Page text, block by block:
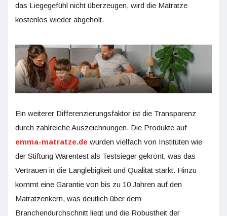
das Liegegefühl nicht überzeugen, wird die Matratze
kostenlos wieder abgeholt.
Ein weiterer Differenzierungsfaktor ist die Transparenz
durch zahlreiche Auszeichnungen. Die Produkte auf
emma-matratze.de wurden vielfach von Instituten wie
der Stiftung Warentest als Testsieger gekrönt, was das
Vertrauen in die Langlebigkeit und Qualität stärkt. Hinzu
kommt eine Garantie von bis zu 10 Jahren auf den
Matratzenkern, was deutlich über dem
Branchendurchschnitt liegt und die Robustheit der